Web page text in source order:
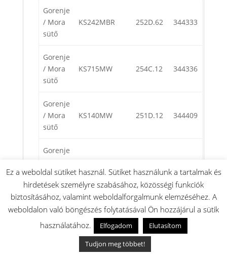
Gorenje
/ Mora
sütő
KS242MBR 252D.62 344333
Gorenje
/ Mora
sütő
KS715MW 254C.12 344336
Gorenje
/ Mora
sütő
KS140MW 251D.12 344409
Gorenje
sütő
Gorenje
/ Mora
PS255MILIM 157D.82 465989
Ez a weboldal sütiket használ. Sütiket használunk a tartalmak és
hirdetések személyre szabásához, közösségi funkciók
biztosításához, valamint weboldalforgalmunk elemzéséhez. A
weboldalon való böngészés folytatásával Ön hozzájárul a sütik
használatához.
Elfogadom
Elutasítom
Tudjon meg többet!